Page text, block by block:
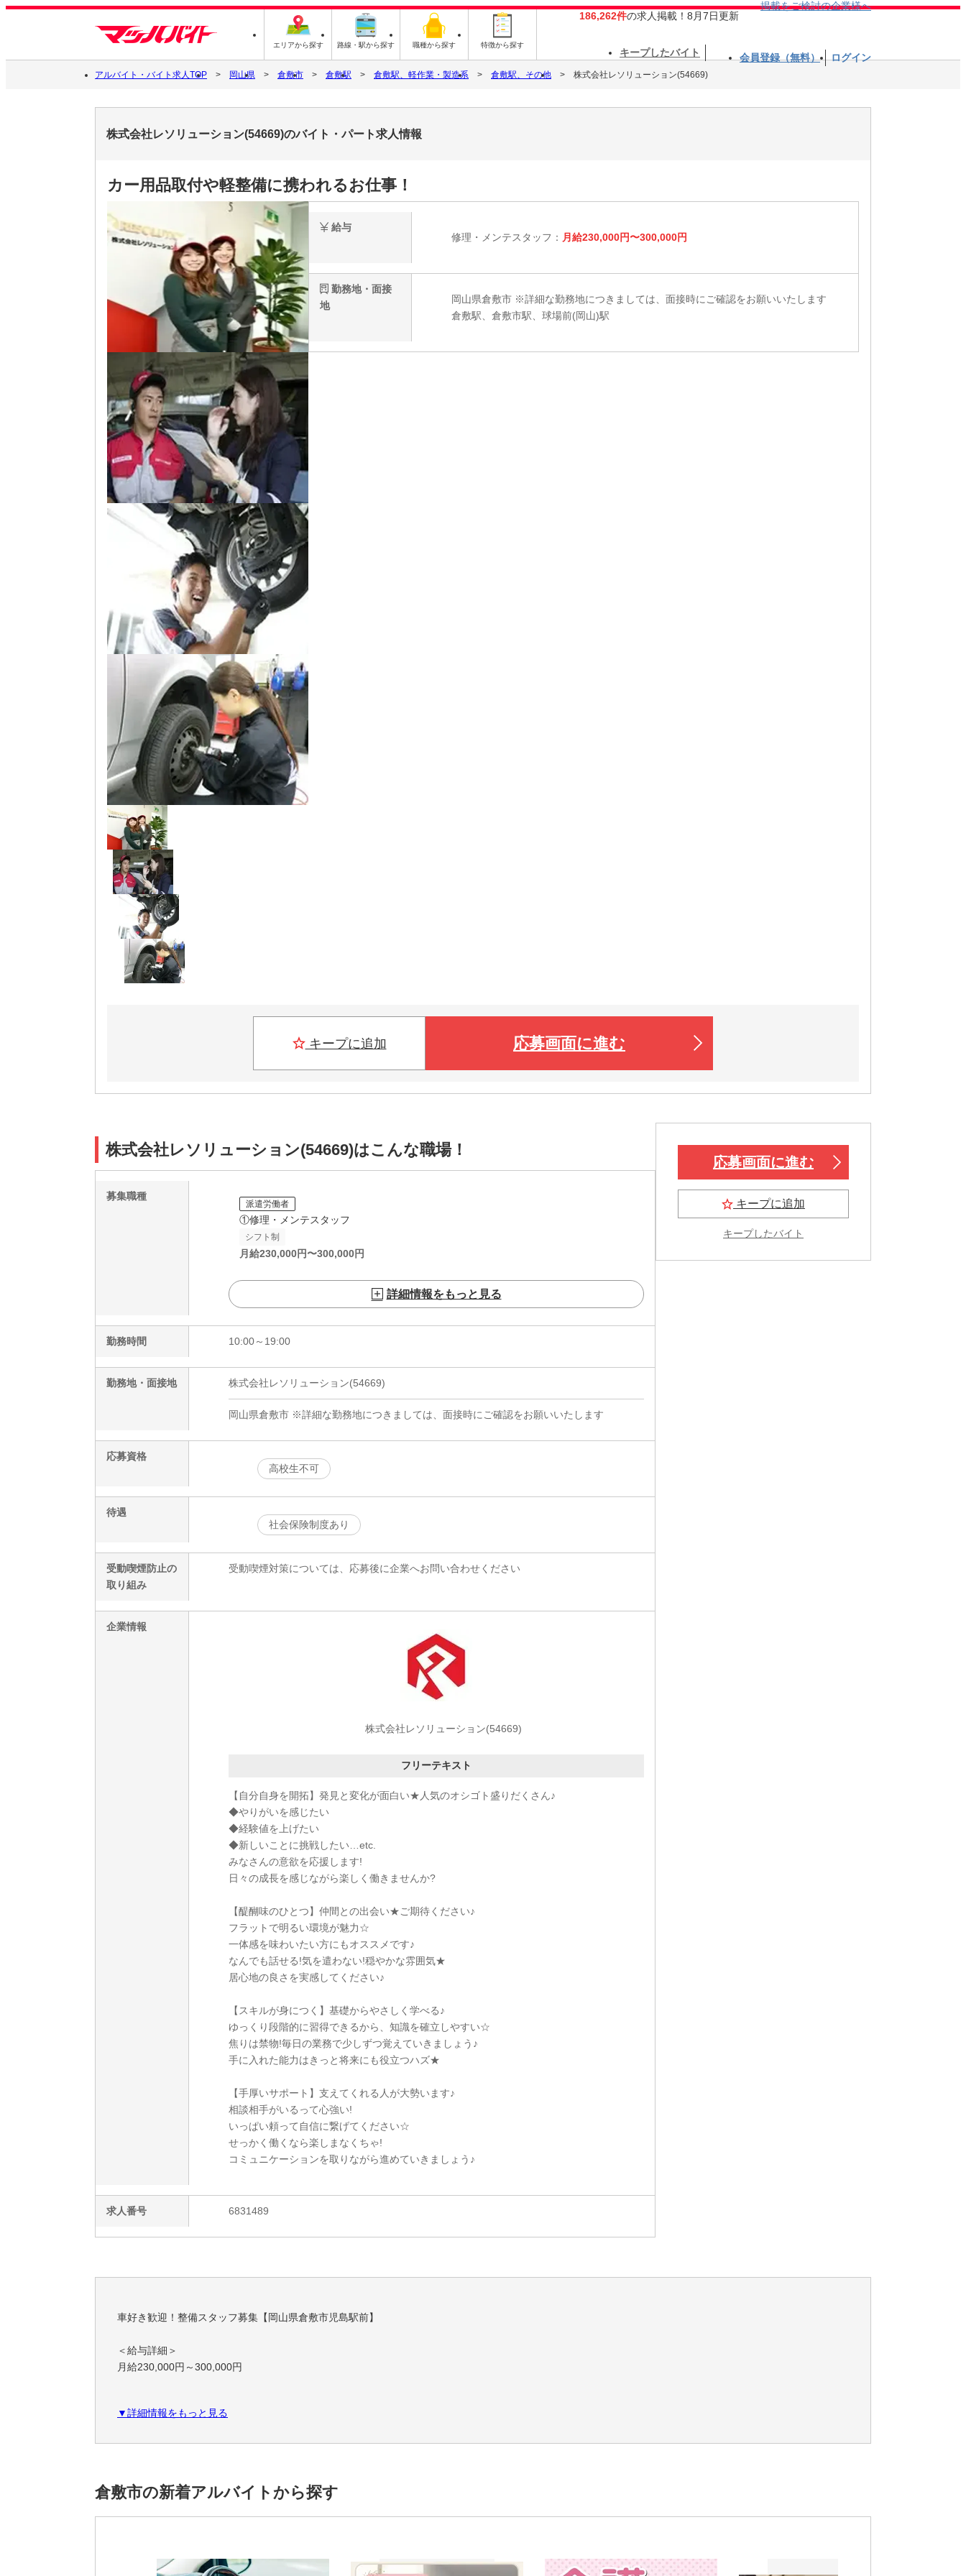
エリアから探す 路線・駅から探す 職種から探す 特徴から探す
186,262件の求人掲載！8月7日更新
掲載をご検討の企業様へ
キープしたバイト 会員登録（無料） ログイン
アルバイト・バイト求人TOP 岡山県 倉敷市 倉敷駅 倉敷駅、軽作業・製造系 倉敷駅、その他 株式会社レソリューション(54669)
株式会社レソリューション(54669)のバイト・パート求人情報
カー用品取付や軽整備に携われるお仕事！
給与
修理・メンテスタッフ： 月給230,000円〜300,000円
勤務地・面接
地
岡山県倉敷市 ※詳細な勤務地につきましては、面接時にご確認をお願いいたします
倉敷駅、倉敷市駅、球場前(岡山)駅
キープに追加 応募画面に進む
株式会社レソリューション(54669)はこんな職場！
募集職種
派遣労働者
①修理・メンテスタッフ
シフト制
月給230,000円〜300,000円
詳細情報をもっと見る
勤務時間 10:00～19:00
勤務地・面接地 株式会社レソリューション(54669)
岡山県倉敷市 ※詳細な勤務地につきましては、面接時にご確認をお願いいたします
応募資格
高校生不可
待遇
社会保険制度あり
受動喫煙防止の
取り組み
受動喫煙対策については、応募後に企業へお問い合わせください
企業情報
株式会社レソリューション(54669)
フリーテキスト
【自分自身を開拓】発見と変化が面白い★人気のオシゴト盛りだくさん♪
◆やりがいを感じたい
◆経験値を上げたい
◆新しいことに挑戦したい…etc.
みなさんの意欲を応援します!
日々の成長を感じながら楽しく働きませんか?
【醍醐味のひとつ】仲間との出会い★ご期待ください♪
フラットで明るい環境が魅力☆
一体感を味わいたい方にもオススメです♪
なんでも話せる!気を遣わない!穏やかな雰囲気★
居心地の良さを実感してください♪
【スキルが身につく】基礎からやさしく学べる♪
ゆっくり段階的に習得できるから、知識を確立しやすい☆
焦りは禁物!毎日の業務で少しずつ覚えていきましょう♪
手に入れた能力はきっと将来にも役立つハズ★
【手厚いサポート】支えてくれる人が大勢います♪
相談相手がいるって心強い!
いっぱい頼って自信に繋げてください☆
せっかく働くなら楽しまなくちゃ!
コミュニケーションを取りながら進めていきましょう♪
求人番号 6831489
応募画面に進む
キープに追加
キープしたバイト
車好き歓迎！整備スタッフ募集【岡山県倉敷市児島駅前】
＜給与詳細＞
月給230,000円～300,000円
<その他>
※1 ご経験・スキル・ブランク等を加味して決定いたします。
※2 通勤手当は原則全額支給いたします。
※3 1分単位で支給いたします。
入社1年目 未経験/ 月給230,000円（各種手当含む）
▼詳細情報をもっと見る
倉敷市の新着アルバイトから探す